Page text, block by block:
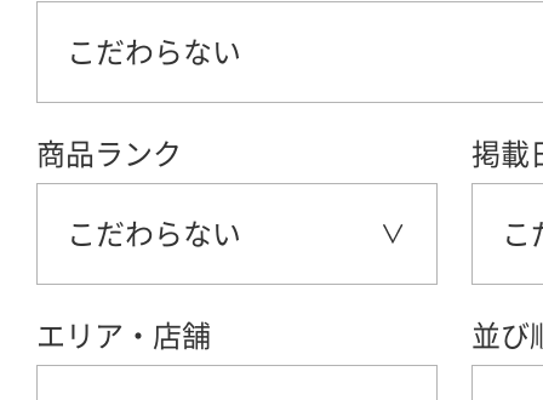
こだわらない
商品ランク
こだわらない
掲載
こ
エリア・店舗 並び